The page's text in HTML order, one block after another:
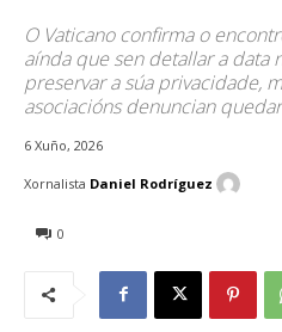
O Vaticano confirma o
aínda que sen detallar a data
preservar a súa privacidade,
asociacións denuncian
6 Xuño, 2026
0
Xornalista Daniel Rodríguez